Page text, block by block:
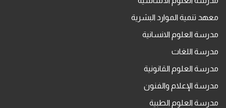
معهد تنمية الموارد البشرية
مدرسة العلوم الانسانية
مدرسة اللغات
مدرسة العلوم القانونية
مدرسة الإعلام والفنون
مدرسة العلوم الطبية